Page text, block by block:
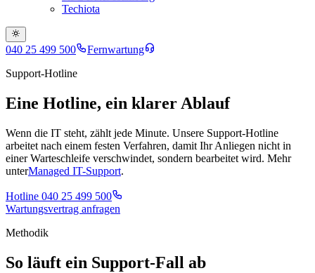
Techiota
040 25 499 500
Fernwartung
Support-Hotline
Eine Hotline, ein klarer Ablauf
Wenn die IT steht, zählt jede Minute. Unsere Support-Hotline
arbeitet nach einem festen Verfahren, damit Ihr Anliegen nicht in
einer Warteschleife verschwindet, sondern bearbeitet wird. Mehr
unterManaged IT-Support.
Hotline 040 25 499 500
Wartungsvertrag anfragen
Methodik
So läuft ein Support-Fall ab